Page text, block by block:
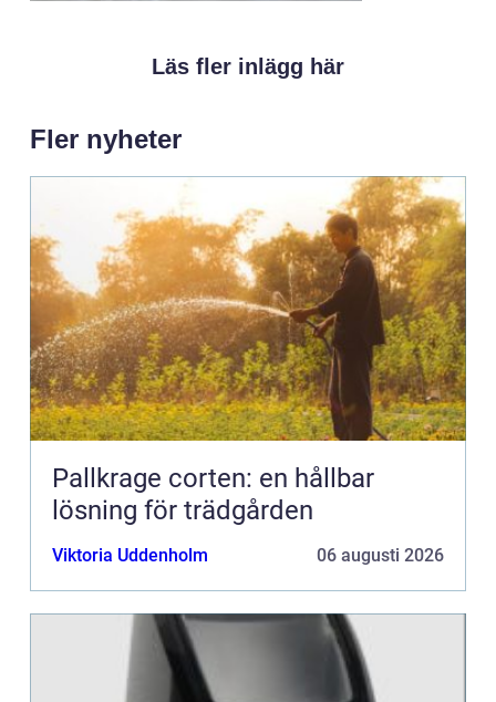
Läs fler inlägg här
Fler nyheter
Pallkrage corten: en hållbar
lösning för trädgården
Viktoria Uddenholm 06 augusti 2026